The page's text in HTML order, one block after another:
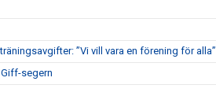
”Vi vill vara en förening för alla”
segern